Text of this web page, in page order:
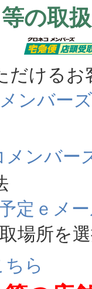
等の取
けるお
ンバーズ
メンバー
定ｅメ
場所を
ら